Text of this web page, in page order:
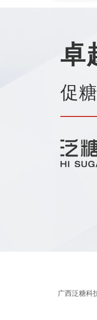
卓
促
广西泛糖科